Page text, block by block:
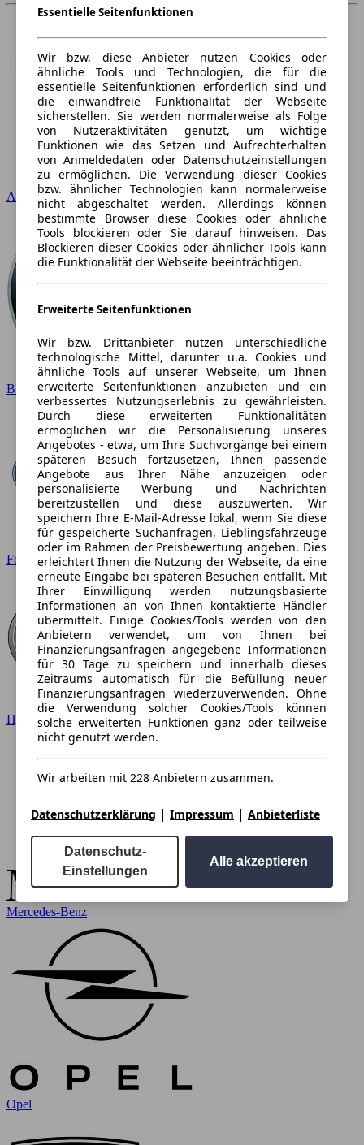
Audi
BMW
Ford
Hyundai
Mercedes-Benz
Opel
Essentielle Seitenfunktionen
Wir bzw. diese Anbieter nutzen Cookies oder
ähnliche Tools und Technologien, die für die
essentielle Seitenfunktionen erforderlich sind und
die einwandfreie Funktionalität der Webseite
sicherstellen. Sie werden normalerweise als Folge
von Nutzeraktivitäten genutzt, um wichtige
Funktionen wie das Setzen und Aufrechterhalten
von Anmeldedaten oder Datenschutzeinstellungen
zu ermöglichen. Die Verwendung dieser Cookies
bzw. ähnlicher Technologien kann normalerweise
nicht abgeschaltet werden. Allerdings können
bestimmte Browser diese Cookies oder ähnliche
Tools blockieren oder Sie darauf hinweisen. Das
Blockieren dieser Cookies oder ähnlicher Tools kann
die Funktionalität der Webseite beeinträchtigen.
Erweiterte Seitenfunktionen
Wir bzw. Drittanbieter nutzen unterschiedliche
technologische Mittel, darunter u.a. Cookies und
ähnliche Tools auf unserer Webseite, um Ihnen
erweiterte Seitenfunktionen anzubieten und ein
verbessertes Nutzungserlebnis zu gewährleisten.
Durch diese erweiterten Funktionalitäten
ermöglichen wir die Personalisierung unseres
Angebotes - etwa, um Ihre Suchvorgänge bei einem
späteren Besuch fortzusetzen, Ihnen passende
Angebote aus Ihrer Nähe anzuzeigen oder
personalisierte Werbung und Nachrichten
bereitzustellen und diese auszuwerten. Wir
speichern Ihre E-Mail-Adresse lokal, wenn Sie diese
für gespeicherte Suchanfragen, Lieblingsfahrzeuge
oder im Rahmen der Preisbewertung angeben. Dies
erleichtert Ihnen die Nutzung der Webseite, da eine
erneute Eingabe bei späteren Besuchen entfällt. Mit
Ihrer Einwilligung werden nutzungsbasierte
Informationen an von Ihnen kontaktierte Händler
übermittelt. Einige Cookies/Tools werden von den
Anbietern verwendet, um von Ihnen bei
Finanzierungsanfragen angegebene Informationen
für 30 Tage zu speichern und innerhalb dieses
Zeitraums automatisch für die Befüllung neuer
Finanzierungsanfragen wiederzuverwenden. Ohne
die Verwendung solcher Cookies/Tools können
solche erweiterten Funktionen ganz oder teilweise
nicht genutzt werden.
Wir arbeiten mit 228 Anbietern zusammen.
Datenschutzerklärung | Impressum | Anbieterliste
Datenschutz-
Einstellungen
Alle akzeptieren